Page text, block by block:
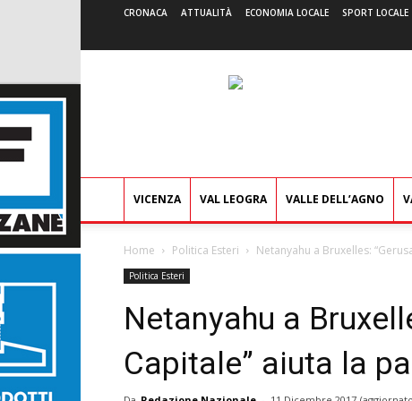
CRONACA ATTUALITÀ ECONOMIA LOCALE SPORT LOCALE
VICENZA VAL LEOGRA VALLE DELL’AGNO
Home Politica Esteri Netanyahu a Bruxelles:
Politica Esteri
Netanyahu a
Capitale” aiuta la